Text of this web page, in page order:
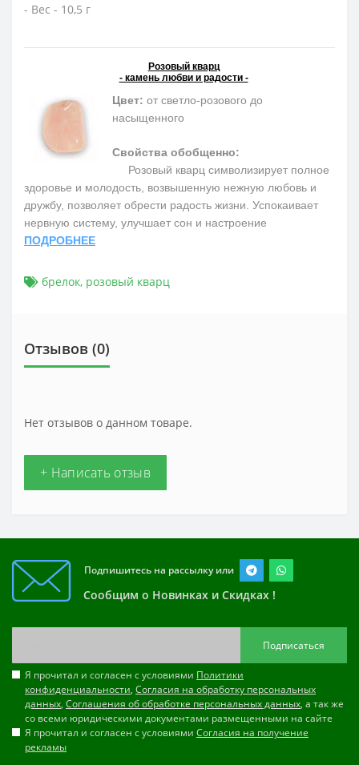
- Вес - 10,5 г
Розовый кварц
- камень любви и радости -
Цвет: от светло-розового до
насыщенного
Свойства обобщенно:
Розовый кварц символизирует полное
здоровье и молодость, возвышенную нежную любовь и
дружбу, позволяет обрести радость жизни. Успокаивает
нервную систему, улучшает сон и настроение
ПОДРОБНЕЕ
брелок, розовый кварц
Отзывов (0)
Нет отзывов о данном товаре.
+ Написать отзыв
Подпишитесь на рассылку или
Сообщим о Новинках и Скидках !
Подписаться
Я прочитал и согласен с условиями Политики
конфиденциальности, Согласия на обработку персональных
данных, Соглашения об обработке персональных данных, а так же
со всеми юридическими документами размещенными на сайте
Я прочитал и согласен с условиями Согласия на получение
рекламы